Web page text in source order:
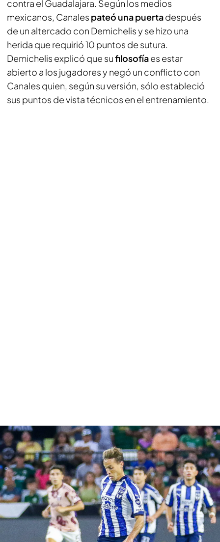
contra el Guadalajara. Según los medios
mexicanos, Canales pateó una puertadespués
de un altercado con Demichelis y se hizo una
herida que requirió 10 puntos de sutura.
Demichelis explicó que sufilosofíaes estar
abierto a los jugadores y negó un conflicto con
Canales quien, según su versión, sólo estableció
sus puntos de vista técnicos en el entrenamiento.